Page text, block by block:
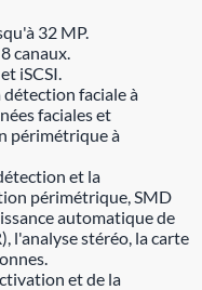
32 MP.
canaux.
iSCSI.
détection faciale à
faciales et
périmétrique à
et la
périmétrique, SMD
automatique de
l'analyse stéréo, la carte
et de la